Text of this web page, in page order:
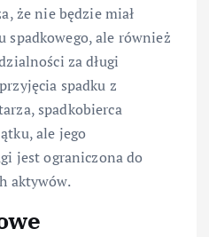
że nie będzie miał
spadkowego, ale również
za długi
spadku z
spadkobierca
ale jego
jest ograniczona do
aktywów.